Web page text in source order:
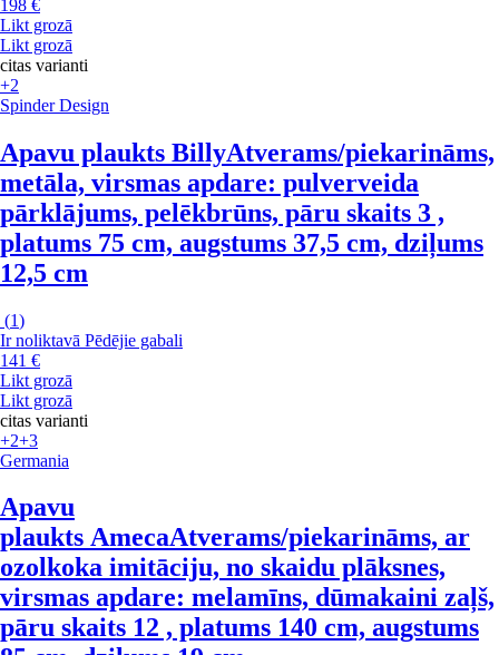
198 €
Likt grozā
Likt grozā
citas varianti
+2
Spinder Design
Apavu plaukts BillyAtverams/piekarināms,
metāla, virsmas apdare: pulverveida
pārklājums, pelēkbrūns, pāru skaits 3 ,
platums 75 cm, augstums 37,5 cm, dziļums
12,5 cm
(1)
Ir noliktavā Pēdējie gabali
141 €
Likt grozā
Likt grozā
citas varianti
+2+3
Germania
Apavu
plaukts AmecaAtverams/piekarināms, ar
ozolkoka imitāciju, no skaidu plāksnes,
virsmas apdare: melamīns, dūmakaini zaļš,
pāru skaits 12 , platums 140 cm, augstums